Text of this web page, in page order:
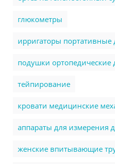
глюкометры
ирригаторы портативные
подушки ортопедические
тейпирование
кровати медицинские
аппараты для измерения
женские впитывающие